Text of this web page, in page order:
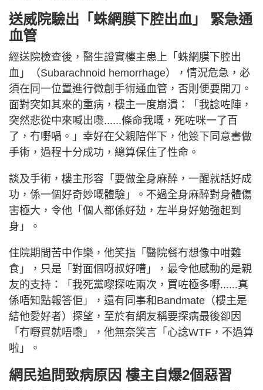
送威院驗出「蛛網膜下腔出血」 緊急通
血管
經送院檢查後，醫生證實樓主患上「蛛網膜下腔出
血」（Subarachnoid hemorrhage），情況危急，必
須在同一位置進行微創手術通血管，否則便要開刀。
面對突如其來的重病，樓主一度崩潰：「我諗咗陣，
突然悲從中來喊出嚟......條命我嘅，死咗咪一了百
了，冇嘢喎。」幸好在父親陪伴下，他簽下同意書做
手術，過程十分成功，總算保住了性命。
談及手術，樓主形容「要做全身麻醉，一醒就話好成
功，係一個好奇妙嘅體驗」。不過全身麻醉對身體傷
害極大，令他「個人都係好攰，左半身好勉強起到
身」。
住院期間苦中作樂，他笑指「醫院餐冇想像中咁難
食」，只是「對面個呀叔好嘈」，最令他感動的是親
友的支持：「我死黨嚟探咗兩次，買咗極多嘢......真
係唔知點報答佢」，還有同事和Bandmate（樓主是
結他愛好者）探望，至於有網友稱要探病最後卻因
「冇嘢買就唔嚟」，他無奈笑言「心諗WTF，不過算
啦」。
網民追問致病原因 樓主自爆2個惡習